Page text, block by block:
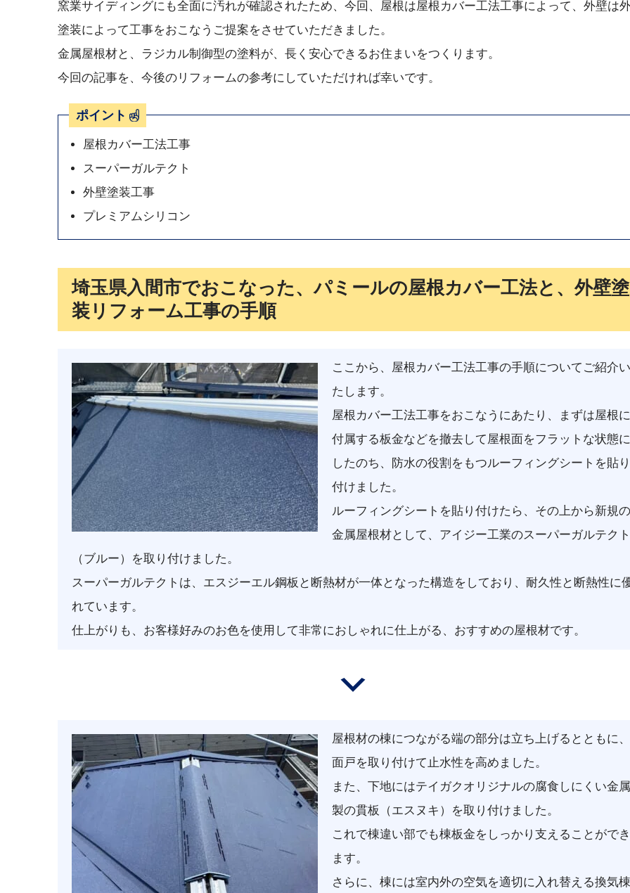
窯業サイディングにも全面に汚れが確認されたため、今回、屋根は屋根カバー工法工事によって、外壁は
塗装によって工事をおこなうご提案をさせていただきました。
金属屋根材と、ラジカル制御型の塗料が、長く安心できるお住まいをつくります。
今回の記事を、今後のリフォームの参考にしていただければ幸いです。
ポイント
屋根カバー工法工事
スーパーガルテクト
外壁塗装工事
プレミアムシリコン
埼玉県入間市でおこなった、パミールの屋根カバー工法と、外壁塗
装リフォーム工事の手順
ここから、屋根カバー工法工事の手順についてご紹介い
たします。
屋根カバー工法工事をおこなうにあたり、まずは屋根に
付属する板金などを撤去して屋根面をフラットな状態に
したのち、防水の役割をもつルーフィングシートを貼り
付けました。
ルーフィングシートを貼り付けたら、その上から新規の
金属屋根材として、アイジー工業のスーパーガルテクト
（ブルー）を取り付けました。
スーパーガルテクトは、エスジーエル鋼板と断熱材が一体となった構造をしており、耐久性と断熱性に
れています。
仕上がりも、お客様好みのお色を使用して非常におしゃれに仕上がる、おすすめの屋根材です。
屋根材の棟につながる端の部分は立ち上げるとともに、
面戸を取り付けて止水性を高めました。
また、下地にはテイガクオリジナルの腐食しにくい金属
製の貫板（エスヌキ）を取り付けました。
これで棟違い部でも棟板金をしっかり支えることができ
ます。
さらに、棟には室内外の空気を適切に入れ替える換気棟